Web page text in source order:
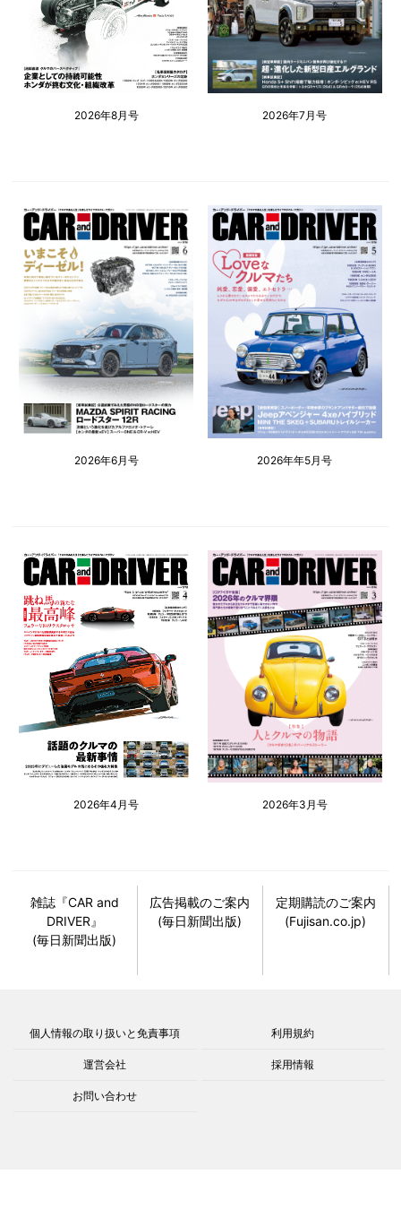
2026年8月号 2026年7月号
2026年6月号 2026年年5月号
2026年4月号 2026年3月号
雑誌『CAR and
DRIVER』
(毎日新聞出版)
広告掲載のご案内
(毎日新聞出版)
定期購読のご案内
(Fujisan.co.jp)
個人情報の取り扱いと免責事項 利用規約
運営会社 採用情報
お問い合わせ